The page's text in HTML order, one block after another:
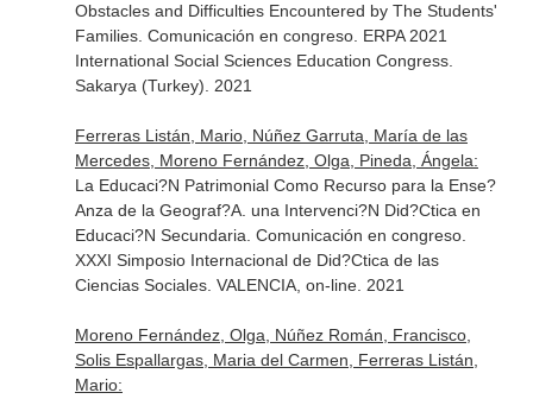
Obstacles and Difficulties Encountered by The Students'
Families. Comunicación en congreso. ERPA 2021
International Social Sciences Education Congress.
Sakarya (Turkey). 2021
Ferreras Listán, Mario, Núñez Garruta, María de las
Mercedes, Moreno Fernández, Olga, Pineda, Ángela:
La Educaci?N Patrimonial Como Recurso para la Ense?
Anza de la Geograf?A. una Intervenci?N Did?Ctica en
Educaci?N Secundaria. Comunicación en congreso.
XXXI Simposio Internacional de Did?Ctica de las
Ciencias Sociales. VALENCIA, on-line. 2021
Moreno Fernández, Olga, Núñez Román, Francisco,
Solis Espallargas, Maria del Carmen, Ferreras Listán,
Mario: